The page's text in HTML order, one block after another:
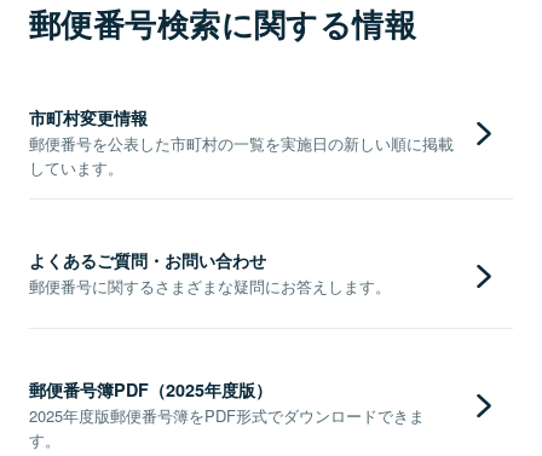
郵便番号検索に関する情報
市町村変更情報
郵便番号を公表した市町村の一覧を実施日の新しい順に掲載
しています。
よくあるご質問・お問い合わせ
郵便番号に関するさまざまな疑問にお答えします。
郵便番号簿PDF（2025年度版）
2025年度版郵便番号簿をPDF形式でダウンロードできま
す。